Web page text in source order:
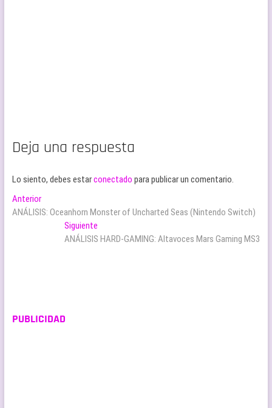
Deja una respuesta
Lo siento, debes estarconectado para publicar un comentario.
Navegación
de
entradas
AnteriorEntrada
anterior:
ANÁLISIS: Oceanhorn Monster of Uncharted Seas (Nintendo Switch)
Siguiente
siguiente:
ANÁLISIS HARD-GAMING: Altavoces Mars Gaming MS3
PUBLICIDAD